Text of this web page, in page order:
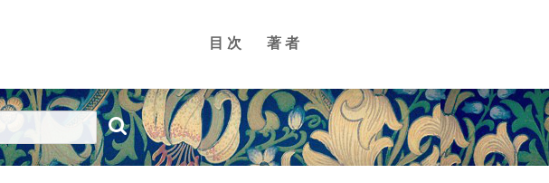
目次 著者